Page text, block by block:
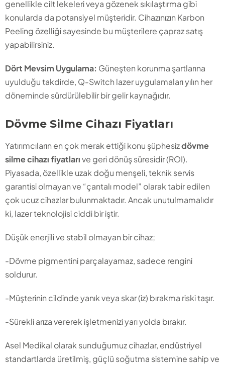
genellikle cilt lekeleri veya gözenek sıkılaştırma gibi
konularda da potansiyel müşteridir. Cihazınızın Karbon
Peeling özelliği sayesinde bu müşterilere çapraz satış
yapabilirsiniz.
Dört Mevsim Uygulama: Güneşten korunma şartlarına
uyulduğu takdirde, Q-Switch lazer uygulamaları yılın her
döneminde sürdürülebilir bir gelir kaynağıdır.
Dövme Silme Cihazı Fiyatları
Yatırımcıların en çok merak ettiği konu şüphesizdövme
silme cihazı fiyatlarıve geri dönüş süresidir (ROI).
Piyasada, özellikle uzak doğu menşeli, teknik servis
garantisi olmayan ve “çantalı model” olarak tabir edilen
çok ucuz cihazlar bulunmaktadır. Ancak unutulmamalıdır
ki, lazer teknolojisi ciddi bir iştir.
Düşük enerjili ve stabil olmayan bir cihaz;
-Dövme pigmentini parçalayamaz, sadece rengini
soldurur.
-Müşterinin cildinde yanık veya skar (iz) bırakma riski taşır.
-Sürekli arıza vererek işletmenizi yarı yolda bırakır.
Asel Medikal olarak sunduğumuz cihazlar, endüstriyel
standartlarda üretilmiş, güçlü soğutma sistemine sahip ve